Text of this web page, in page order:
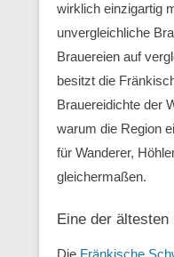
wirklich einzigartig
unvergleichliche
Brauereien auf
besitzt die
Brauereidichte der
warum die Region
für Wanderer,
gleichermaßen.
Eine der
Die Fränkische